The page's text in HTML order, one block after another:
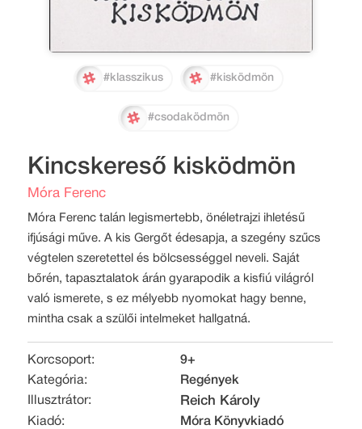
#klasszikus #kisködmön
#csodaködmön
Kincskereső kisködmön
Móra Ferenc
Móra Ferenc talán legismertebb, önéletrajzi ihletésű
ifjúsági műve. A kis Gergőt édesapja, a szegény szűcs
végtelen szeretettel és bölcsességgel neveli. Saját
bőrén, tapasztalatok árán gyarapodik a kisfiú világról
való ismerete, s ez mélyebb nyomokat hagy benne,
mintha csak a szülői intelmeket hallgatná.
Korcsoport:
9+
Kategória:
Regények
Illusztrátor:
Reich Károly
Kiadó:
Móra Könyvkiadó